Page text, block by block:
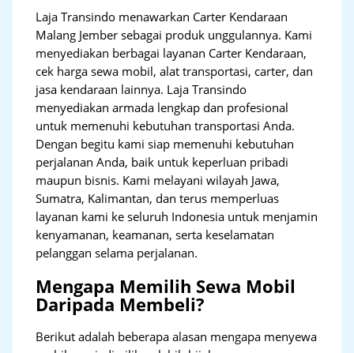
Laja Transindo menawarkan Carter Kendaraan
Malang Jember sebagai produk unggulannya. Kami
menyediakan berbagai layanan Carter Kendaraan,
cek harga sewa mobil, alat transportasi, carter, dan
jasa kendaraan lainnya. Laja Transindo
menyediakan armada lengkap dan profesional
untuk memenuhi kebutuhan transportasi Anda.
Dengan begitu kami siap memenuhi kebutuhan
perjalanan Anda, baik untuk keperluan pribadi
maupun bisnis. Kami melayani wilayah Jawa,
Sumatra, Kalimantan, dan terus memperluas
layanan kami ke seluruh Indonesia untuk menjamin
kenyamanan, keamanan, serta keselamatan
pelanggan selama perjalanan.
Mengapa Memilih Sewa Mobil
Daripada Membeli?
Berikut adalah beberapa alasan mengapa menyewa